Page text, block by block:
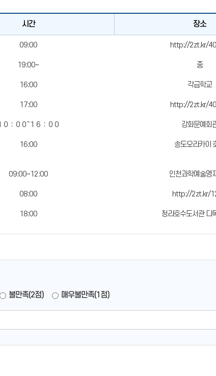
시간 장소
09:00 http://2zt.kr/
19:00~ 줌
16:00 각급학교
17:00 http://2zt.kr/
０：００～１６：００ 강화문예회
16:00 송도오라카이
09:00~12:00 인천과학예술영
08:00 http://2zt.kr/
18:00 청라호수도서관 다
불만족(2점) 매우불만족(1점)